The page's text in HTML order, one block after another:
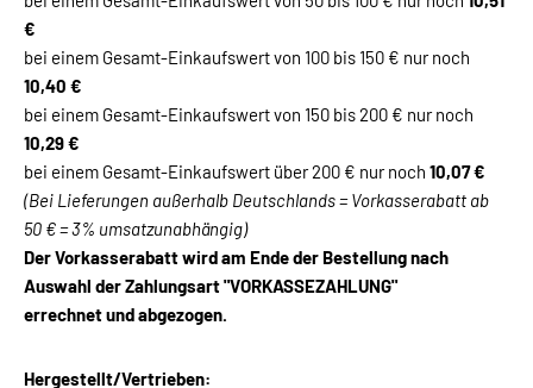
€
bei einem Gesamt-Einkaufswert von 100 bis 150 € nur noch
10,40 €
bei einem Gesamt-Einkaufswert von 150 bis 200 € nur noch
10,29 €
bei einem Gesamt-Einkaufswert über 200 € nur noch 10,07 €
(Bei Lieferungen außerhalb Deutschlands = Vorkasserabatt ab
50 € = 3% umsatzunabhängig)
Der Vorkasserabatt wird am Ende der Bestellung nach
Auswahl der Zahlungsart "VORKASSEZAHLUNG"
errechnet und abgezogen.
Hergestellt/Vertrieben: